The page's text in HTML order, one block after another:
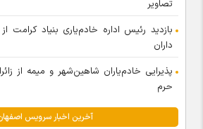
تصاویر
بازدید رئیس اداره خادم‌یاری بنیاد کرامت
داران
پذیرایی خادم‌یاران شاهین‌شهر و میمه از
حرم
آخرین اخبار سرویس